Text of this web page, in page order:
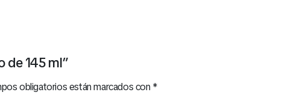
de 145 ml”
obligatorios están marcados con*